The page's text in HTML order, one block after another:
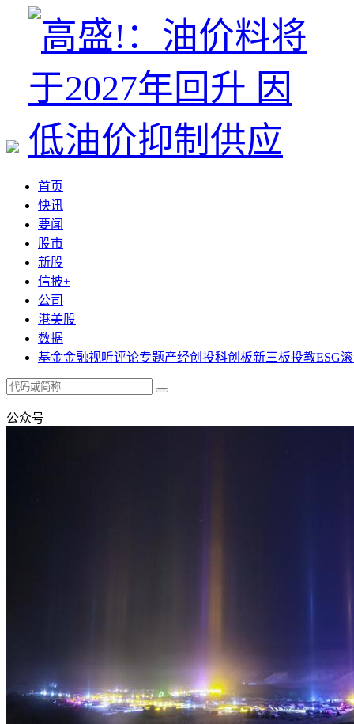
首页
快讯
要闻
股市
新股
信披+
公司
港美股
数据
基金金融视听评论专题产经创投科创板新三板投教ESG
公众号